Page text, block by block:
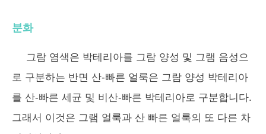
분화
그람 염색은 박테리아를 그람 양성 및 그램 음성으
로 구분하는 반면 산-빠른 얼룩은 그람 양성 박테리아
를 산-빠른 세균 및 비산-빠른 박테리아로 구분합니다.
그래서 이것은 그램 얼룩과 산 빠른 얼룩의 또 다른 차